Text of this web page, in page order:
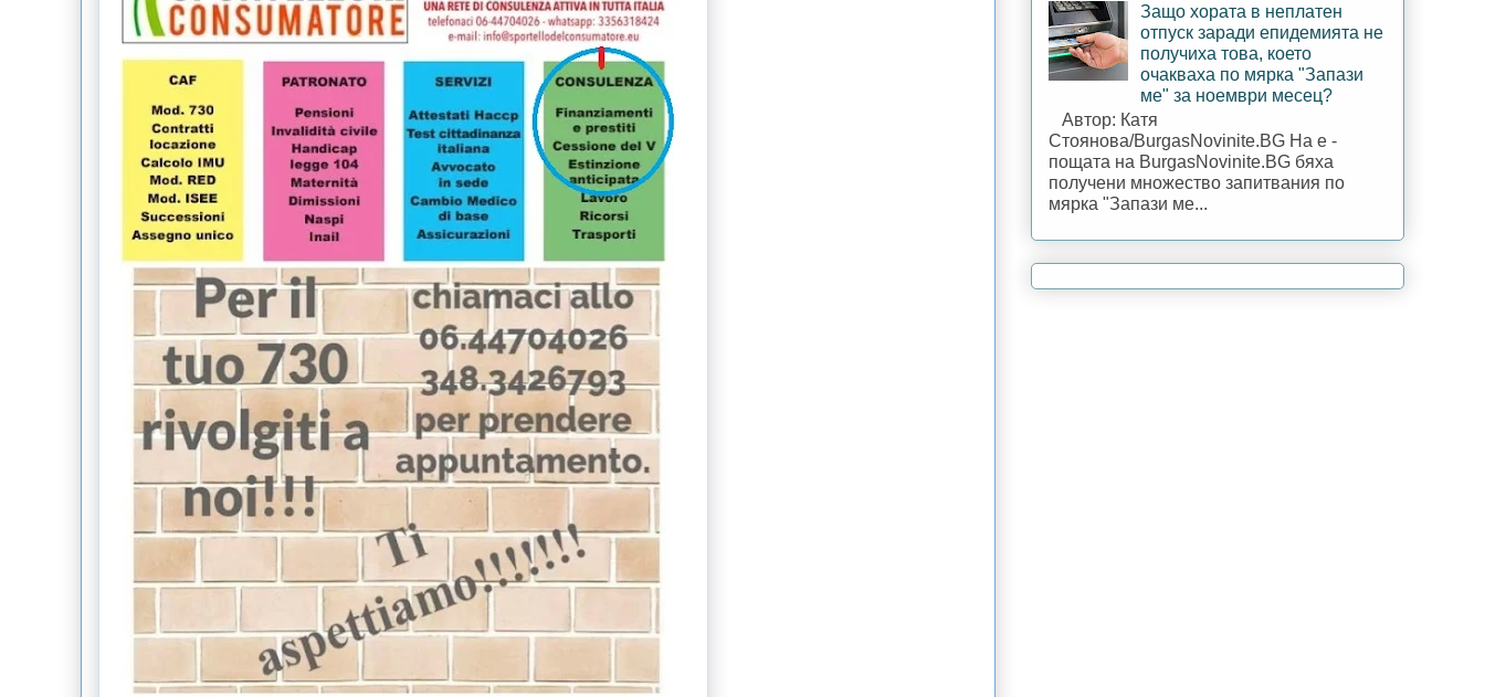
Защо хората в неплатен
отпуск заради епидемията не
получиха това, което
очакваха по мярка "Запази
ме" за ноември месец?
Автор: Катя
Стоянова/BurgasNovinite.BG На е -
пощата на BurgasNovinite.BG бяха
получени множество запитвания по
мярка "Запази ме...